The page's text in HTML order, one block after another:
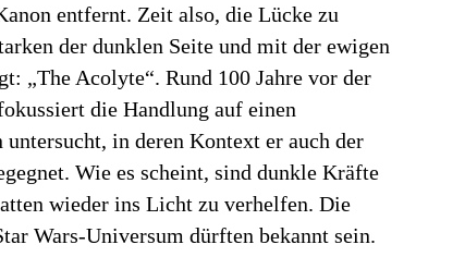
entfernt. Zeit also, die Lücke zu
der dunklen Seite und mit der ewigen
„The Acolyte“. Rund 100 Jahre vor der
die Handlung auf einen
in deren Kontext er auch der
Wie es scheint, sind dunkle Kräfte
wieder ins Licht zu verhelfen. Die
Wars-Universum dürften bekannt sein.